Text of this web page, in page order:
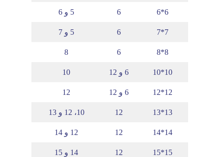
6*6
6 5 و 6
7*7
6 5 و 7
8*8
6
8
10*10 6 و 12 10
12*12 6 و 12 12
13*13
12 10، 12 و 13
14*14
12 12 و 14
15*15
12 14 و 15